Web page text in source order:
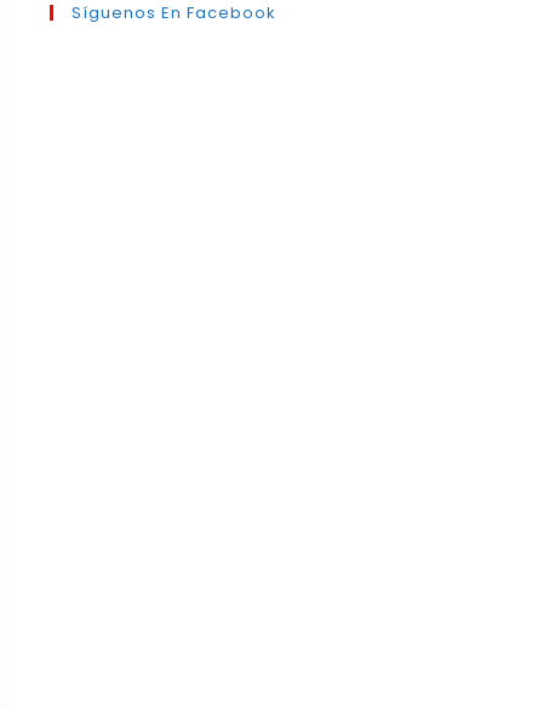
Síguenos En Facebook